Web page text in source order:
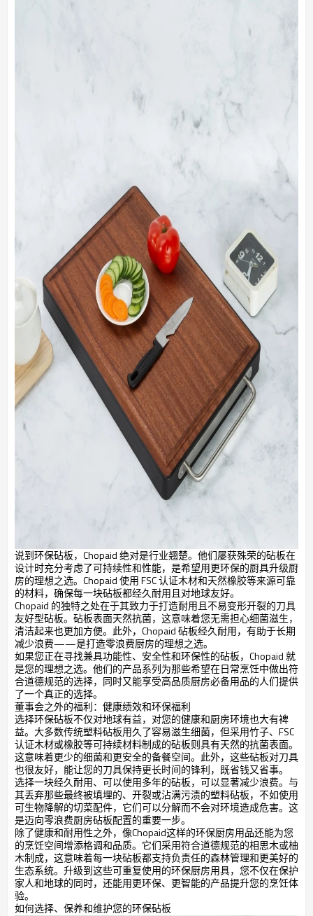
说到环保砧板，Chopaid 绝对是行业翘楚。他们屡获殊荣的砧板在
设计时充分考虑了可持续性和性能，是希望用更环保的厨具升级厨
房的理想之选。Chopaid 使用 FSC 认证木材和天然橡胶等来源可靠
的材料，确保每一块砧板都经久耐用且对地球友好。
Chopaid 的独特之处在于其致力于打造耐用且不易变形开裂的刀具
友好型砧板。砧板表面天然抗菌，这意味着您无需担心细菌滋生，
清洁起来也更加方便。此外，Chopaid 砧板经久耐用，有助于长期
减少浪费——是打造零浪费厨房的理想之选。
如果您正在寻找兼具功能性、安全性和环保性的砧板，Chopaid 就
是您的理想之选。他们的产品系列为那些希望在日常烹饪中做出符
合道德规范的选择，同时又能享受高品质厨房必备用品的人们提供
了一个真正的选择。
董事会之外的福利：健康绩效和环保福利
选择环保砧板不仅对地球有益，对您的健康和厨房环境也大有裨
益。大多数传统塑料砧板用久了容易滋生细菌，但采用竹子、FSC
认证木材或橡胶等可持续材料制成的砧板则具有天然的抗菌表面。
这意味着更少的细菌和更安全的备餐空间。此外，这些砧板对刀具
也很友好，能让您的刀具保持更长时间的锋利，既省钱又省事。
选择一块经久耐用、可以使用多年的砧板，可以显著减少浪费。与
其丢弃那些最终被填埋的、开裂或沾满污渍的塑料砧板，不如使用
可生物降解的切菜配件，它们可以分解而不会对环境造成危害。这
是迈向零浪费厨房砧板配置的重要一步。
除了健康和耐用性之外，像Chopaid这样的环保厨房用品还能为您
的烹饪空间增添格调和品质。它们采用符合道德规范的相思木或柚
木制成，这意味着每一块砧板都支持负责任的森林管理和更美好的
生态系统。升级到这些可重复使用的环保厨房用具，您不仅在保护
家人和地球的同时，还能用更环保、更智能的产品提升您的烹饪体
验。
如何选择、保养和维护您的环保砧板